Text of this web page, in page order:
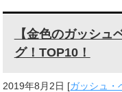
【金色のガッシュ
グ！TOP10！
2019年8月2日 [ガッシュ・